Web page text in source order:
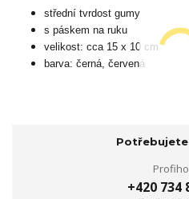
střední tvrdost gumy
s páskem na ruku
velikost: cca 15 x 10 cm
barva: černá, červená
+420 734